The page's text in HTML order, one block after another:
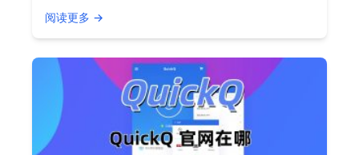
阅读更多 →